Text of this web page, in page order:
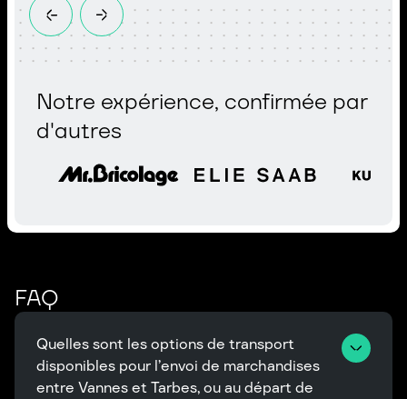
Notre expérience, confirmée par
d'autres
FAQ
Quelles sont les options de transport
disponibles pour l’envoi de marchandises
entre Vannes et Tarbes, ou au départ de